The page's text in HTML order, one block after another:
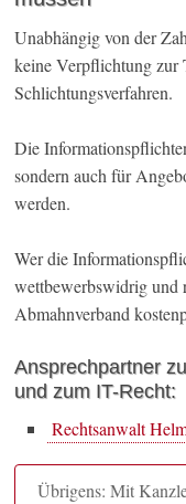
Unabhängig von der
keine Verpflichtung zur
Schlichtungsverfahren.
Die
sondern auch für
werden.
Wer die
wettbewerbswidrig und
Abmahnverband
Ansprechpartner
und zum IT-Recht:
Rechtsanwalt
Übrigens: Mit